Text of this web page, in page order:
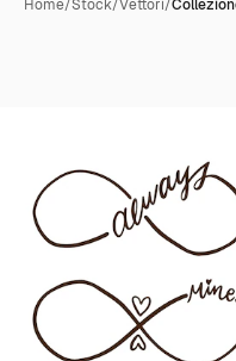
Home/Stock/Vettori/